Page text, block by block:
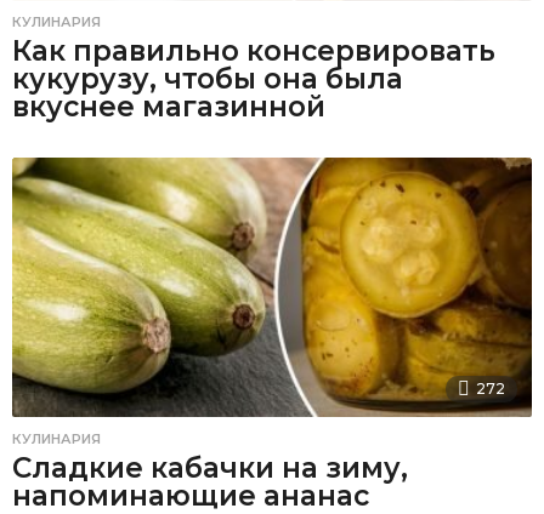
КУЛИНАРИЯ
Как правильно консервировать
кукурузу, чтобы она была
вкуснее магазинной
272
КУЛИНАРИЯ
Сладкие кабачки на зиму,
напоминающие ананас